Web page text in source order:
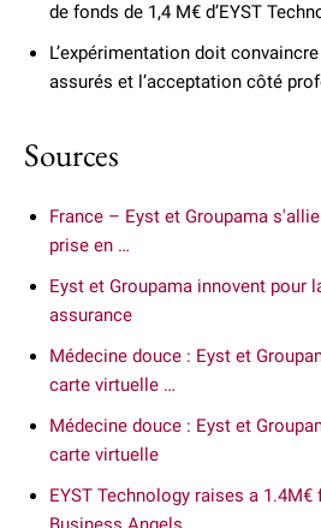
de fonds de 1,4 M€ d’EYST
L’expérimentation doit
assurés et l’acceptation côté
Sources
France – Eyst et Groupama
prise en …
Eyst et Groupama innovent pour
assurance
Médecine douce : Eyst et
carte virtuelle …
Médecine douce : Eyst et
carte virtuelle
EYST Technology raises a